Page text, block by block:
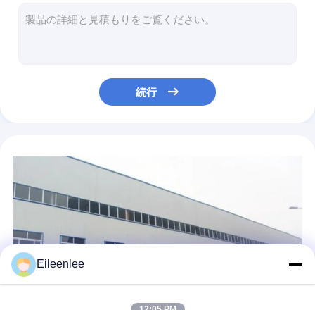
SUS201食品加工のヘリンボン コンベヤー ベルトの金網
304ステンレス鋼のダイヤモンドの網の自己のFurringの金属の木ずりのコンベヤー ベルト
316のステンレス鋼のダイヤモンドの形の金属の網3.4の拡大された金属の木ずりのコンベヤー ベルト
蜜蜂の巣の万里の長城のステンレス鋼の金属の網ベルトの抗力草の保護装置のマット
チェーン・リンクの平らなワイヤー ダイヤモンドの網鋼鉄スクリーンのコンベヤー ベルト
続行
Eileenlee